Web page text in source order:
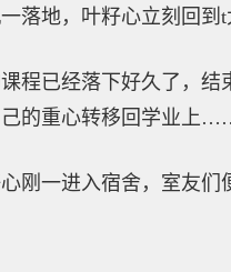
一落地，叶籽心立刻回到t
程已经落下好久了，结
的重心转移回学业上
刚一进入宿舍，室友们